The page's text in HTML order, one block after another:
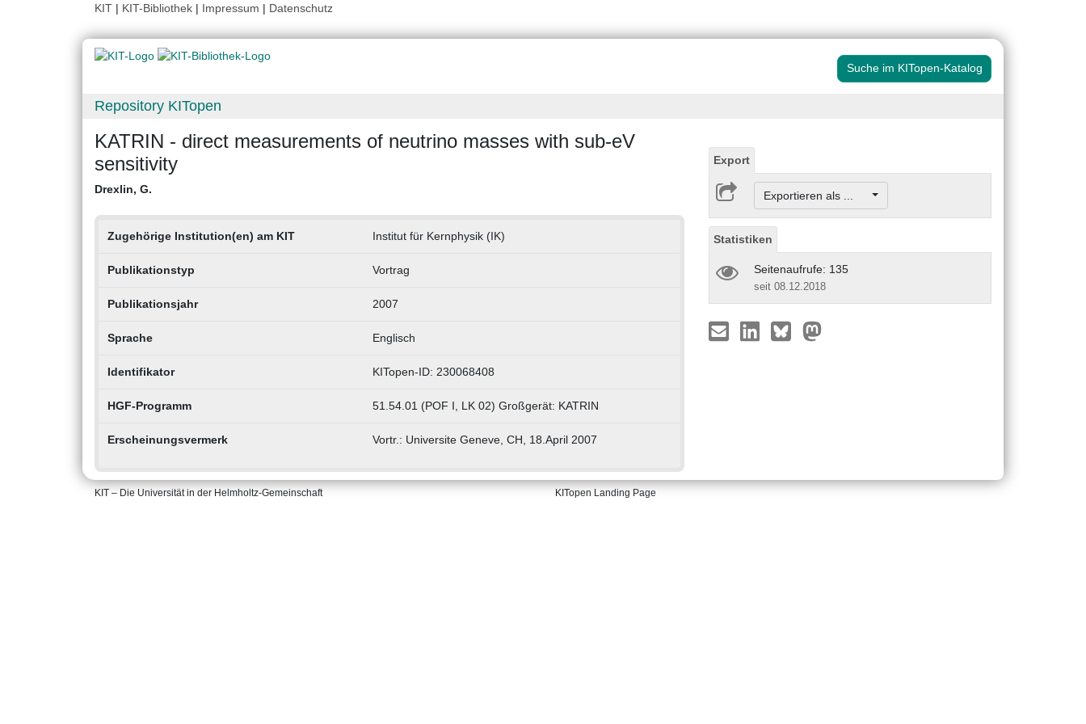
KIT | KIT-Bibliothek | Impressum | Datenschutz
Suche im KITopen-Katalog
Repository KITopen
KATRIN - direct measurements of neutrino masses with sub-eV
sensitivity
Drexlin, G.
Zugehörige Institution(en) am KIT Institut für Kernphysik (IK)
Publikationstyp Vortrag
Publikationsjahr 2007
Sprache Englisch
Identifikator KITopen-ID: 230068408
HGF-Programm 51.54.01 (POF I, LK 02) Großgerät: KATRIN
Erscheinungsvermerk Vortr.: Universite Geneve, CH, 18.April 2007
Export
Exportieren als ...
Statistiken
Seitenaufrufe: 135
seit 08.12.2018
KIT – Die Universität in der Helmholtz-Gemeinschaft KITopen Landing Page